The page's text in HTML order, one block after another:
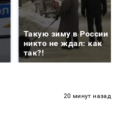
Такую зиму в России
никто не ждал: как
так?!
20 минут назад